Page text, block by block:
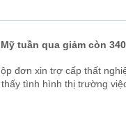
tuần qua giảm còn
đơn xin trợ cấp thất
tình hình thị trường